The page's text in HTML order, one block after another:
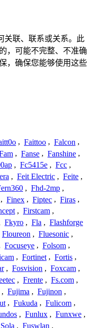
关联、联系或关系。此
，可能不完整、不准确
，确保您能够使用这些
, Faittoo , Falcon ,
, Fanse , Fanshine ,
, Fc5415e , Fcc ,
, Feit Electric , Feite ,
, Fhd-2mp ,
, Finex , Fiptec , Firas ,
, Firstcam ,
Fkyro , Fla , Flashforge
Floureon , Fluesonic ,
Focuseye , Folsom ,
, Fortinet , Fortis ,
, Fosvision , Foxcam ,
, Frente , Fs.com ,
, Fujima , Fujinon ,
, Fukuda , Fulicom ,
, Funlux , Funxwe ,
, Fuswlan ,